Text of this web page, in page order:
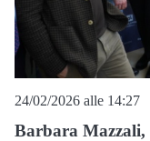
24/02/2026 alle 14:27
Barbara Mazzali,